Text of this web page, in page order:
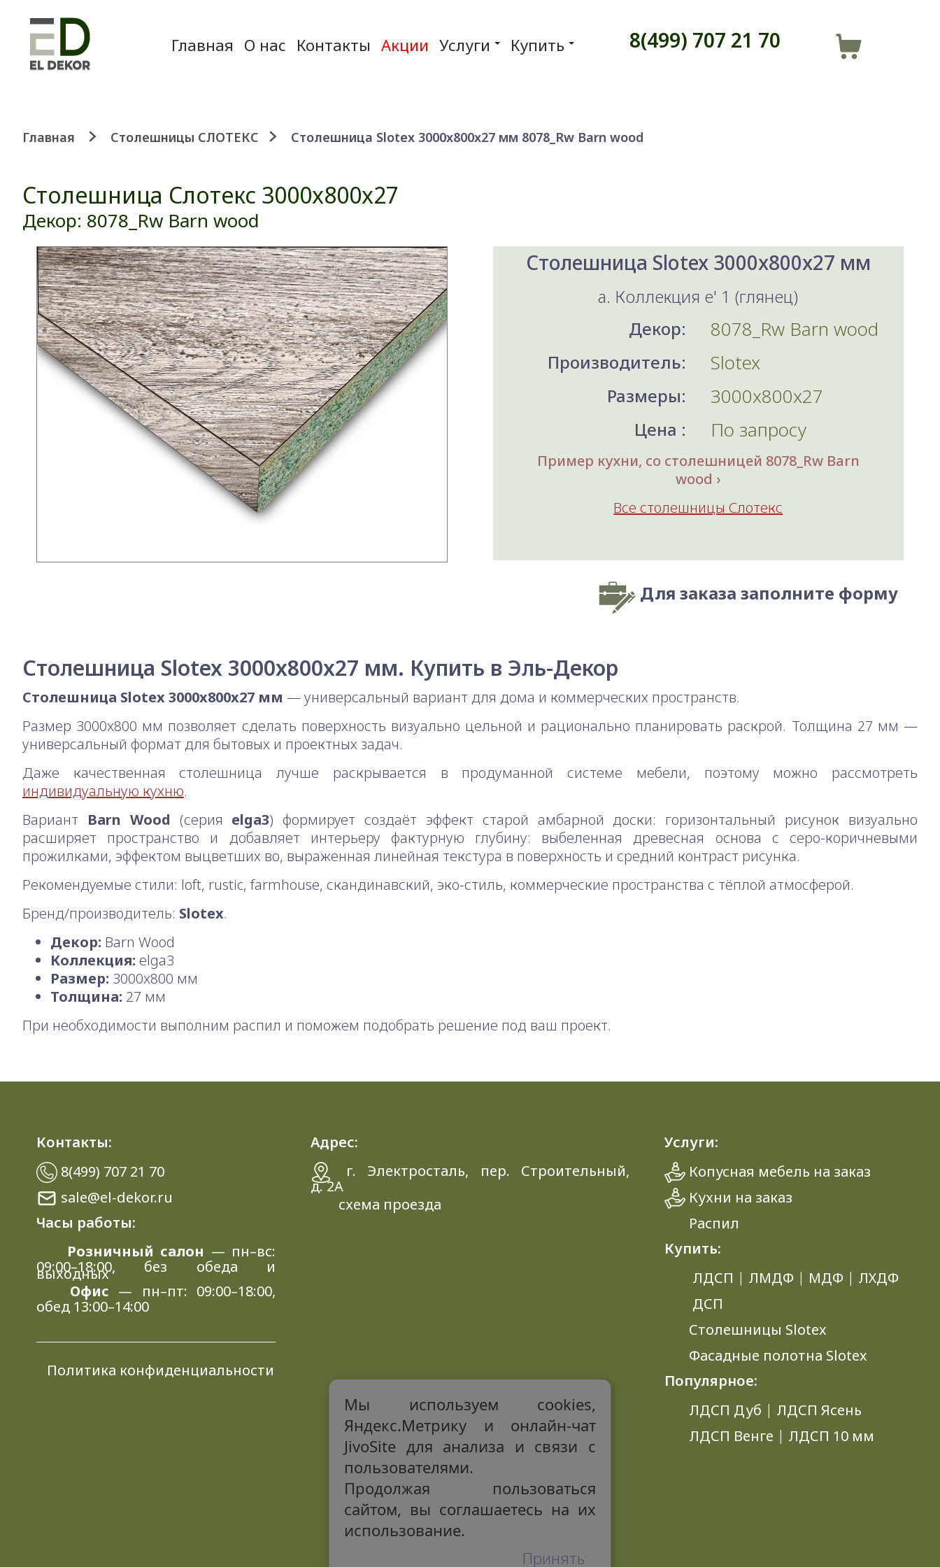
Главная О нас Контакты Акции Услуги Купить 8(499) 707 21 70
Главная Столешницы СЛОТЕКС Столешница Slotex 3000x800x27 мм 8078_Rw Barn wood
Столешница Слотекс 3000x800x27
Декор: 8078_Rw Barn wood
Столешница Slotex 3000x800x27 мм
a. Коллекция e' 1 (глянец)
Декор:
8078_Rw Barn wood
Производитель: Slotex
Размеры: 3000x800x27
Цена : По запросу
Пример кухни, со столешницей 8078_Rw Barn
wood
Все столешницы Слотекс
Для заказа заполните форму
Столешница Slotex 3000x800x27 мм. Купить в Эль-Декор
Столешница Slotex 3000x800x27 мм — универсальный вариант для дома и коммерческих пространств.
Размер 3000x800 мм позволяет сделать поверхность визуально цельной и рационально планировать раскрой. Толщина 27 мм —
универсальный формат для бытовых и проектных задач.
Даже качественная столешница лучше раскрывается в продуманной системе мебели, поэтому можно рассмотреть
индивидуальную кухню.
Вариант Barn Wood (серия elga3) формирует создаёт эффект старой амбарной доски: горизонтальный рисунок визуально
расширяет пространство и добавляет интерьеру фактурную глубину: выбеленная древесная основа с серо-коричневыми
прожилками, эффектом выцветших во, выраженная линейная текстура в поверхность и средний контраст рисунка.
Рекомендуемые стили: loft, rustic, farmhouse, скандинавский, эко-стиль, коммерческие пространства с тёплой атмосферой.
Бренд/производитель: Slotex.
Декор: Barn Wood
Коллекция: elga3
Размер: 3000x800 мм
Толщина: 27 мм
При необходимости выполним распил и поможем подобрать решение под ваш проект.
Контакты:
8(499) 707 21 70
sale@el-dekor.ru
Часы работы:
Розничный салон — пн–вс:
09:00–18:00, без обеда и
выходных
Офис — пн–пт: 09:00–18:00,
обед 13:00–14:00
Политика конфиденциальности
Адрес:
г. Электросталь, пер. Строительный,
д. 2A
схема проезда
Услуги:
Копусная мебель на заказ
Кухни на заказ
Распил
Купить:
ЛДСП | ЛМДФ | МДФ | ЛХДФ
ДСП
Столешницы Slotex
Фасадные полотна Slotex
Популярное:
ЛДСП Дуб | ЛДСП Ясень
ЛДСП Венге | ЛДСП 10 мм
Мы используем cookies,
Яндекс.Метрику и онлайн-чат
JivoSite для анализа и связи с
пользователями.
Продолжая пользоваться
сайтом, вы соглашаетесь на их
использование.
Принять